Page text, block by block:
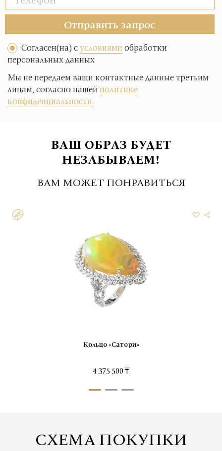
Отправить запрос
Согласен(на) сусловиямиобработки
персональных данных
Мы не передаем ваши контактные данные третьим
лицам, согласно нашейполитике
конфиденциальности.
ВАШ ОБРАЗ БУДЕТ
НЕЗАБЫВАЕМ!
ВАМ МОЖЕТ ПОНРАВИТЬСЯ
Кольцо «Сатори»
4 375 500 ₸
СХЕМА ПОКУПКИ